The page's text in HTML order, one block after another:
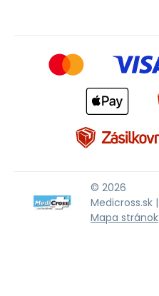
© 2026
Medicross.sk |
Mapa stránok